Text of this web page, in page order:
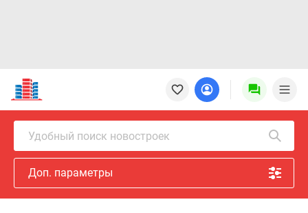
Новостройки
Квартиры
Ипотека
Новостройки
Москвы
Новостройки
Подмосковья
Новостройки
Удобный поиск новостроек
Доп. параметры